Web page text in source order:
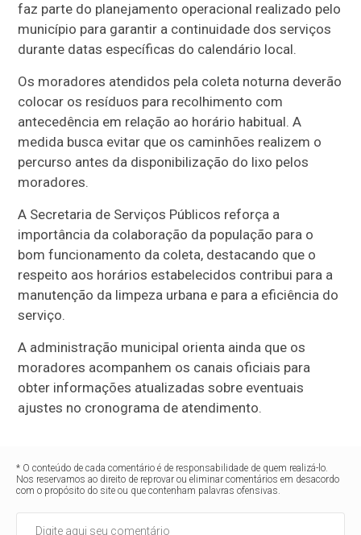
faz parte do planejamento operacional realizado pelo
município para garantir a continuidade dos serviços
durante datas específicas do calendário local.
Os moradores atendidos pela coleta noturna deverão
colocar os resíduos para recolhimento com
antecedência em relação ao horário habitual. A
medida busca evitar que os caminhões realizem o
percurso antes da disponibilização do lixo pelos
moradores.
A Secretaria de Serviços Públicos reforça a
importância da colaboração da população para o
bom funcionamento da coleta, destacando que o
respeito aos horários estabelecidos contribui para a
manutenção da limpeza urbana e para a eficiência do
serviço.
A administração municipal orienta ainda que os
moradores acompanhem os canais oficiais para
obter informações atualizadas sobre eventuais
ajustes no cronograma de atendimento.
* O conteúdo de cada comentário é de responsabilidade de quem realizá-lo.
Nos reservamos ao direito de reprovar ou eliminar comentários em desacordo
com o propósito do site ou que contenham palavras ofensivas.